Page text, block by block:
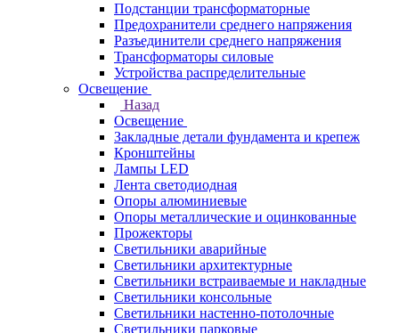
Подстанции трансформаторные
Предохранители среднего напряжения
Разъединители среднего напряжения
Трансформаторы силовые
Устройства распределительные
Освещение
Назад
Освещение
Закладные детали фундамента и крепеж
Кронштейны
Лампы LED
Лента светодиодная
Опоры алюминиевые
Опоры металлические и оцинкованные
Прожекторы
Светильники аварийные
Светильники архитектурные
Светильники встраиваемые и накладные
Светильники консольные
Светильники настенно-потолочные
Светильники парковые